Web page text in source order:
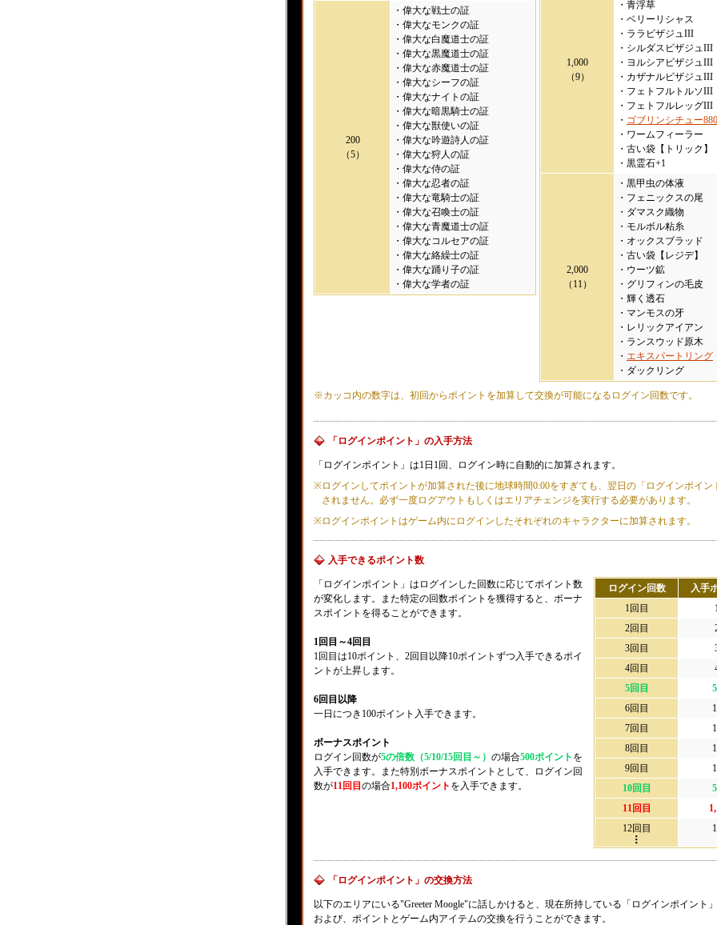
200
（5）
・偉大な戦士の証
・偉大なモンクの証
・偉大な白魔道士の証
・偉大な黒魔道士の証
・偉大な赤魔道士の証
・偉大なシーフの証
・偉大なナイトの証
・偉大な暗黒騎士の証
・偉大な獣使いの証
・偉大な吟遊詩人の証
・偉大な狩人の証
・偉大な侍の証
・偉大な忍者の証
・偉大な竜騎士の証
・偉大な召喚士の証
・偉大な青魔道士の証
・偉大なコルセアの証
・偉大な絡繰士の証
・偉大な踊り子の証
・偉大な学者の証
1,000
（9）
・青浮草
・ベリーリシャス
・ララビザジュIII
・シルダスビザジュIII
・ヨルシアビザジュIII
・カザナルビザジュIII
・フェトフルトルソIII
・フェトフルレッグIII
・ ゴブリンシチュー880
・ワームフィーラー
・古い袋【トリック】
・黒霊石+1
2,000
（11）
・黒甲虫の体液
・フェニックスの尾
・ダマスク織物
・モルボル粘糸
・オックスブラッド
・古い袋【レジデ】
・ウーツ鉱
・グリフィンの毛皮
・輝く透石
・マンモスの牙
・レリックアイアン
・ランスウッド原木
・ エキスパートリング
・ダックリング
※カッコ内の数字は、初回からポイントを加算して交換が可能になるログイン回数です。
「ログインポイント」の入手方法
「ログインポイント」は1日1回、ログイン時に自動的に加算されます。
※ログインしてポイントが加算された後に地球時間0:00をすぎても、翌日の「ログインポイン
されません。必ず一度ログアウトもしくはエリアチェンジを実行する必要があります。
※ログインポイントはゲーム内にログインしたそれぞれのキャラクターに加算されます。
入手できるポイント数
「ログインポイント」はログインした回数に応じてポイント数
が変化します。また特定の回数ポイントを獲得すると、ボーナ
スポイントを得ることができます。
1回目～4回目
1回目は10ポイント、2回目以降10ポイントずつ入手できるポイ
ントが上昇します。
6回目以降
一日につき100ポイント入手できます。
ボーナスポイント
ログイン回数が5の倍数（5/10/15回目～） の場合500ポイント を
入手できます。また特別ボーナスポイントとして、ログイン回
数が11回目 の場合1,100ポイント を入手できます。
ログイン回数
入手
1回目
2回目
3回目
4回目
5回目
6回目
7回目
8回目
9回目
10回目
11回目
12回目
「ログインポイント」の交換方法
以下のエリアにいる"Greeter Moogle"に話しかけると、現在所持している「ログインポイント
および、ポイントとゲーム内アイテムの交換を行うことができます。